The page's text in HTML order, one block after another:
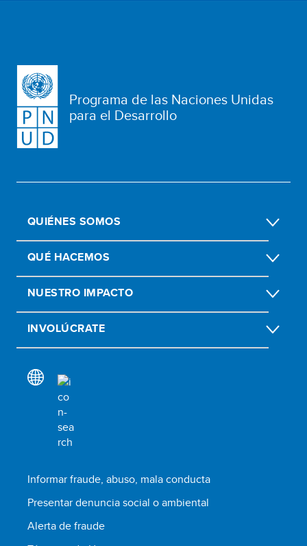
Programa de las Naciones Unidas
para el Desarrollo
QUIÉNES SOMOS
QUÉ HACEMOS
NUESTRO IMPACTO
INVOLÚCRATE
Informar fraude, abuso, mala conducta
Presentar denuncia social o ambiental
Alerta de fraude